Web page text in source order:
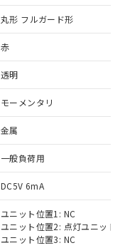
丸形 フルガード形
赤
透明
モーメンタリ
金属
一般負荷用
DC5V 6mA
ユニット位置1: NC
ユニット位置2: 点灯ユニット
ユニット位置3: NC